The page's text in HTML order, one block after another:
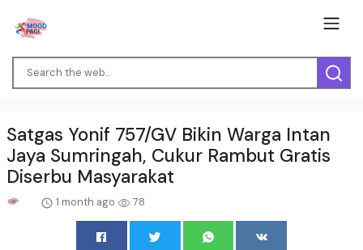
Satgas Yonif 757/GV Bikin Warga Intan
Jaya Sumringah, Cukur Rambut Gratis
Diserbu Masyarakat
1 month ago 78